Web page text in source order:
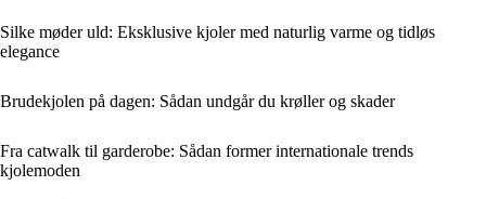
Silke møder uld: Eksklusive kjoler med naturlig varme og tidløs
elegance
Brudekjolen på dagen: Sådan undgår du krøller og skader
Fra catwalk til garderobe: Sådan former internationale trends
kjolemoden